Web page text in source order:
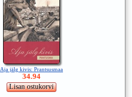
Aja jälg kivis: Prantsusmaa
34.94